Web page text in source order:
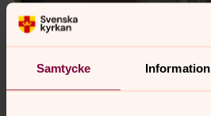
Samtycke Information